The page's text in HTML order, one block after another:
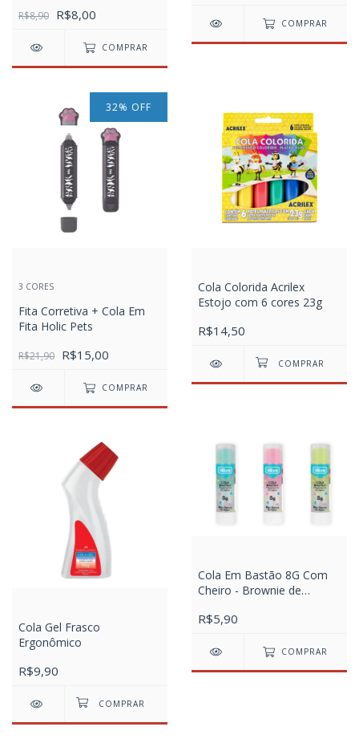
R$8,90 R$8,00
COMPRAR
COMPRAR
32% OFF
3 CORES
Fita Corretiva + Cola Em
Fita Holic Pets
R$21,90 R$15,00
COMPRAR
Cola Colorida Acrilex
Estojo com 6 cores 23g
R$14,50
Cola Gel Frasco
Ergonômico
R$9,90
Cola Em Bastão 8G Com
Cheiro - Brownie de
Baunilha e Sorvete de
R$5,90
COMPRAR